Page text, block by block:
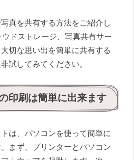
真を共有する方法をご紹介し
ドストレージ、写真共有サー
切な思い出を簡単に共有する
試してみてください。
印刷は簡単に出来ます
は、パソコンを使って簡単に
まず、プリンターとパソコン